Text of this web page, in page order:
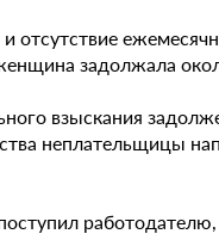
отсутствие
задолжала
взыскания
неплательщицы